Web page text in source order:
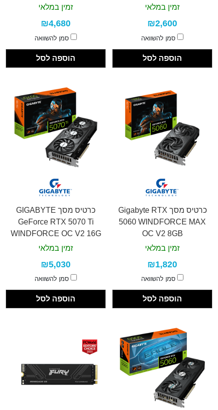
זמין במלאי
₪2,600
סמן להשוואה
הוספה לסל
זמין במלאי
₪4,680
סמן להשוואה
הוספה לסל
כרטיס מסך Gigabyte RTX
5060 WINDFORCE MAX
OC V2 8GB
זמין במלאי
₪1,820
סמן להשוואה
הוספה לסל
כרטיס מסך GIGABYTE
GeForce RTX 5070 Ti
WINDFORCE OC V2 16G
זמין במלאי
₪5,030
סמן להשוואה
הוספה לסל